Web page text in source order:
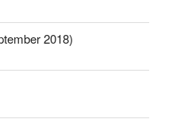
2018)